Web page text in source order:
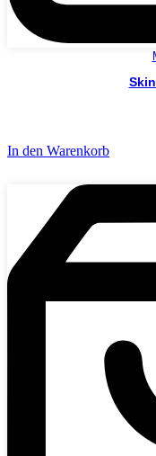
In den Warenkorb